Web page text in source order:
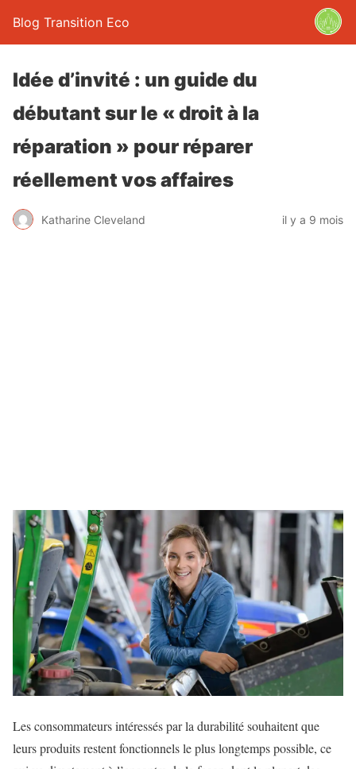
Blog Transition Eco
Idée d’invité : un guide du
débutant sur le « droit à la
réparation » pour réparer
réellement vos affaires
Katharine Cleveland il y a 9 mois
Les consommateurs intéressés par la durabilité souhaitent que
leurs produits restent fonctionnels le plus longtemps possible, ce